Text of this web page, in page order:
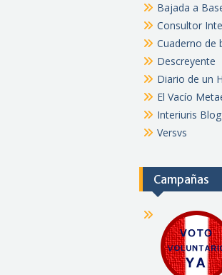
Bajada a
Consultor
Cuaderno de
Descreyente
Diario de un
El Vacío
Interiuris Blog
Versvs
Campañas